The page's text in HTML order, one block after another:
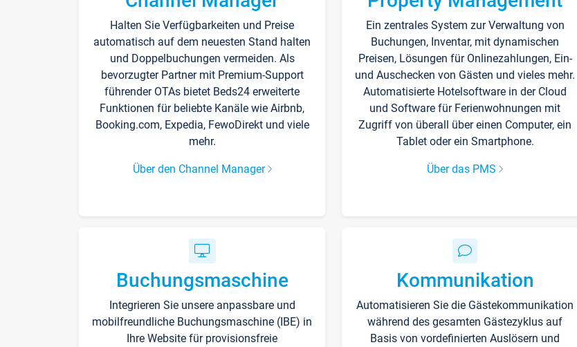
Halten Sie Verfügbarkeiten und Preise
automatisch auf dem neuesten Stand halten
und Doppelbuchungen vermeiden. Als
bevorzugter Partner mit Premium-Support
führender OTAs bietet Beds24 erweiterte
Funktionen für beliebte Kanäle wie Airbnb,
Booking.com, Expedia, FewoDirekt und viele
mehr.
Über den Channel Manager
Ein zentrales System zur Verwaltung von
Buchungen, Inventar, mit dynamischen
Preisen, Lösungen für Onlinezahlungen, Ein-
und Auschecken von Gästen und vieles mehr.
Automatisierte Hotelsoftware in der Cloud
und Software für Ferienwohnungen mit
Zugriff von überall über einen Computer, ein
Tablet oder ein Smartphone.
Über das PMS
Buchungsmaschine
Integrieren Sie unsere anpassbare und
mobilfreundliche Buchungsmaschine (IBE) in
Ihre Website für provisionsfreie
Kommunikation
Automatisieren Sie die Gästekommunikation
während des gesamten Gästezyklus auf
Basis von vordefinierten Auslösern und